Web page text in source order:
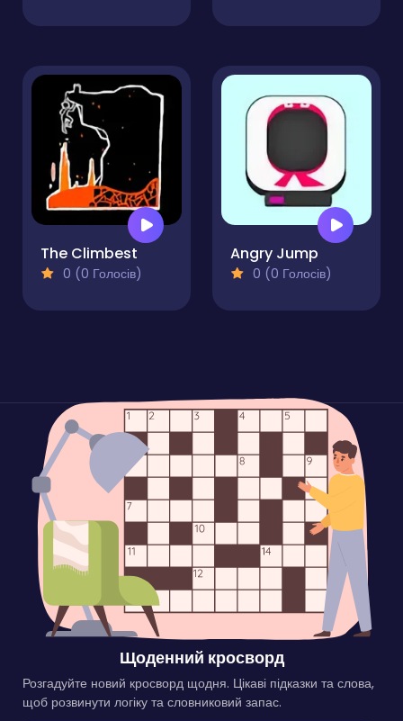
The Climbest
0 (0 Голосів)
Angry Jump
0 (0 Голосів)
Щоденний кросворд
Розгадуйте новий кросворд щодня. Цікаві підказки та слова,
щоб розвинути логіку та словниковий запас.